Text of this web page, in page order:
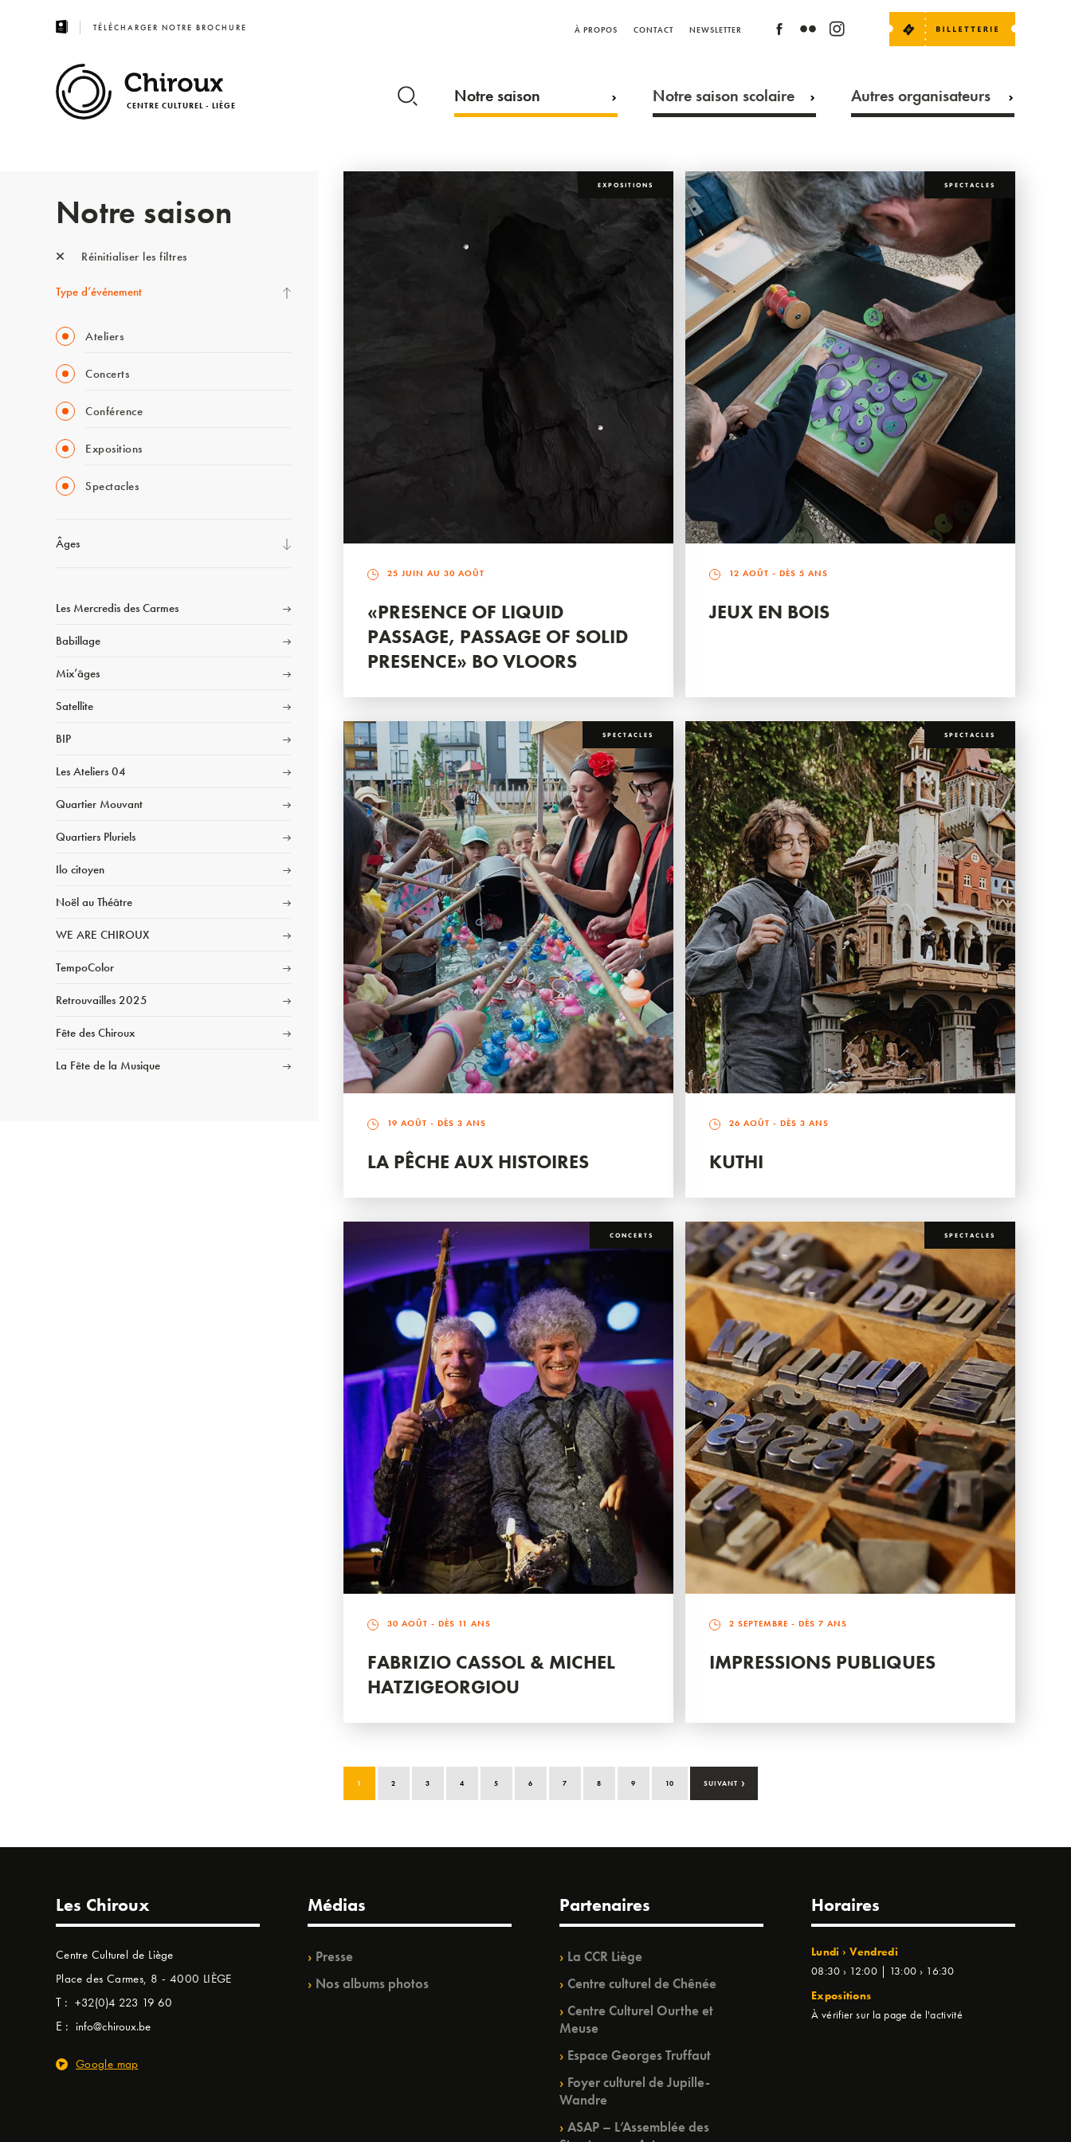
TÉLÉCHARGER NOTRE BROCHURE À PROPOS CONTACT NEWSLETTER
CENTRE CULTUREL - LIÈGE Notre saison Notre saison scolaire Autres organisateurs
Notre saison
Réinitialiser les filtres
Type d’événement
Ateliers
Concerts
Conférence
Expositions
Spectacles
Âges
Les Mercredis des Carmes
Babillage
Mix’âges
Satellite
BIP
Les Ateliers 04
Quartier Mouvant
Quartiers Pluriels
Ilo citoyen
Noël au Théâtre
WE ARE CHIROUX
TempoColor
Retrouvailles 2025
Fête des Chiroux
La Fête de la Musique
EXPOSITIONS
25 JUIN AU 30 AOÛT
«PRESENCE OF LIQUID
PASSAGE, PASSAGE OF SOLID
PRESENCE» BO VLOORS
SPECTACLES
12 AOÛT - DÈS 5 ANS
JEUX EN BOIS
SPECTACLES
19 AOÛT - DÈS 3 ANS
LA PÊCHE AUX HISTOIRES
SPECTACLES
26 AOÛT - DÈS 3 ANS
KUTHI
CONCERTS
30 AOÛT - DÈS 11 ANS
FABRIZIO CASSOL & MICHEL
HATZIGEORGIOU
SPECTACLES
2 SEPTEMBRE - DÈS 7 ANS
IMPRESSIONS PUBLIQUES
1 2 3 4 5 6 7 8 9 10 SUIVANT ›
Les Chiroux
Centre Culturel de Liège
Place des Carmes, 8 - 4000 LIÈGE
T : +32(0)4 223 19 60
E : info@chiroux.be
Google map
Médias
Presse
Nos albums photos
Partenaires
La CCR Liège
Centre culturel de Chênée
Centre Culturel Ourthe et
Meuse
Espace Georges Truffaut
Foyer culturel de Jupille-
Wandre
ASAP – L’Assemblée des
Horaires
Lundi › Vendredi
08:30 › 12:00 | 13:00 › 16:30
Expositions
À vérifier sur la page de l'activité